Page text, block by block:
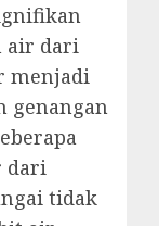
air dari
menjadi
genangan
dari
tidak